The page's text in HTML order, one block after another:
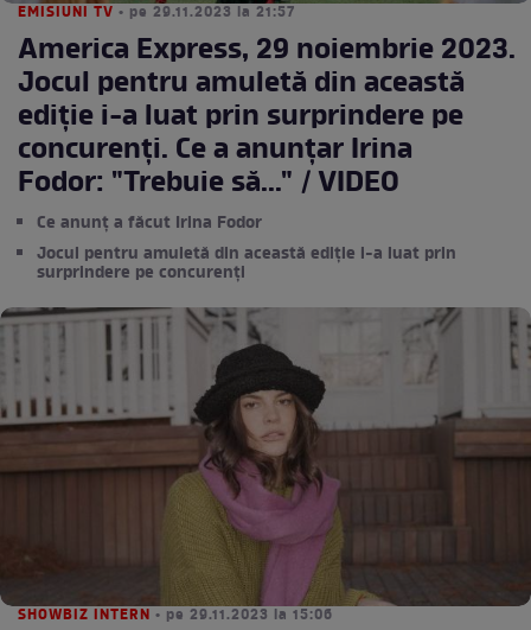
EMISIUNI TV • pe 29.11.2023 la 21:57
America Express, 29 noiembrie 2023.
Jocul pentru amuletă din această
ediție i-a luat prin surprindere pe
concurenți. Ce a anunțar Irina
Fodor: "Trebuie să..." / VIDEO
Ce anunț a făcut Irina Fodor
Jocul pentru amuletă din această ediție i-a luat prin
surprindere pe concurenți
SHOWBIZ INTERN • pe 29.11.2023 la 15:06